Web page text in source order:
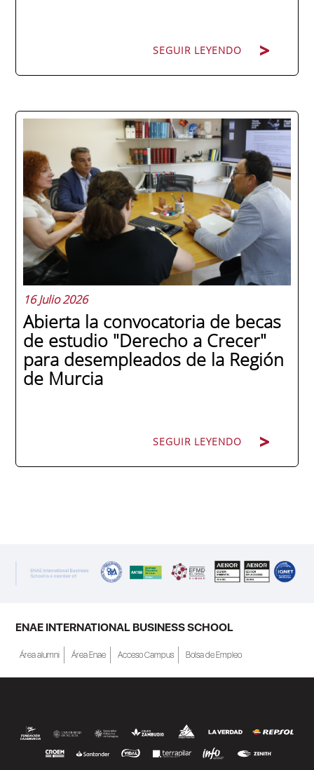
SEGUIR LEYENDO
La promoción 2025/2026 de ENAE Business
School se convirtió en una de las más
internacionales de la historia de la escuela
en una ceremonia celebrada en Murcia
con 44 grados y más de 600 asistentes.
Ricardo Navarro, vicepresidente senior de
Generac Power Systems en Estados Unidos
y antiguo alumno...
16 Julio 2026
Abierta la convocatoria de becas
de estudio "Derecho a Crecer"
para desempleados de la Región
de Murcia
SEGUIR LEYENDO
a Crecer". El programa está dirigido a
personas inscritas como demandantes de
becas de estudio parciales (50%), además
de al menos una beca...
ENAE INTERNATIONAL BUSINESS SCHOOL
Área alumni Área Enae Acceso Campus Bolsa de Empleo